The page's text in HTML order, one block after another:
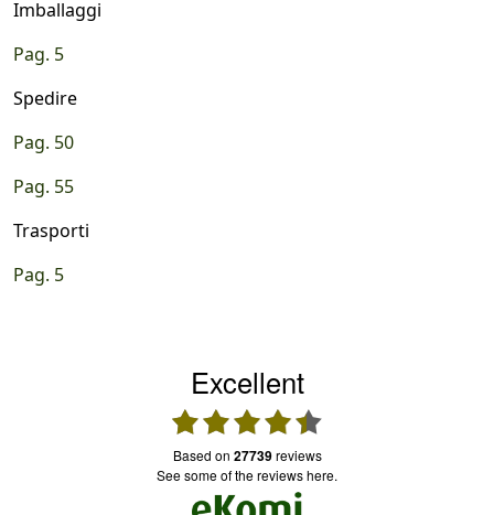
Imballaggi
Pag. 5
Spedire
Pag. 50
Pag. 55
Trasporti
Pag. 5
Excellent
based on 27739reviews
see some of the reviews here.